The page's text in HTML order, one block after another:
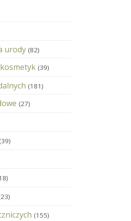
urody (82)
(39)
(181)
(27)
(39)
(155)